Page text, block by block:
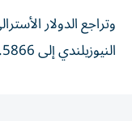
النيوزيلندي إلى 0.5866 دولار.